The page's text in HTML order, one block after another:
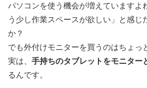
パソコンを使う機会が増えていますよ
う少し作業スペースが欲しい」と感じ
か？
でも外付けモニターを買うのはちょっ
実は、 手持ちのタブレットをモニター
るんです。